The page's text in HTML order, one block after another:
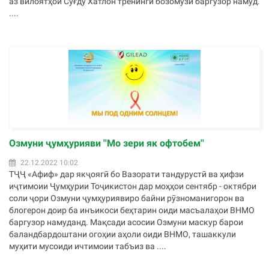
....
Озмуни ҷумҳурияви ''Мо зери як офтобем''
22.12.2022 10:02
ТҶҶ «Афиф» дар якҷоягӣ бо Вазорати тандурустӣ ва ҳифзи
иҷтимоии Ҷумҳурии Тоҷикистон дар моҳҳои сентябр - октябри
соли ҷори Озмуни ҷумҳуриявиро байни рӯзноманигорон ва
блогерон доир ба инъикоси беҳтарин оиди масъалаҳои ВНМО
баргузор намуданд. Мақсади асосии Озмуни маскур барои
баландбардоштани огоҳии аҳоли оиди ВНМО, ташаккули
муҳити мусоиди ичтимоии табъиз ва ....